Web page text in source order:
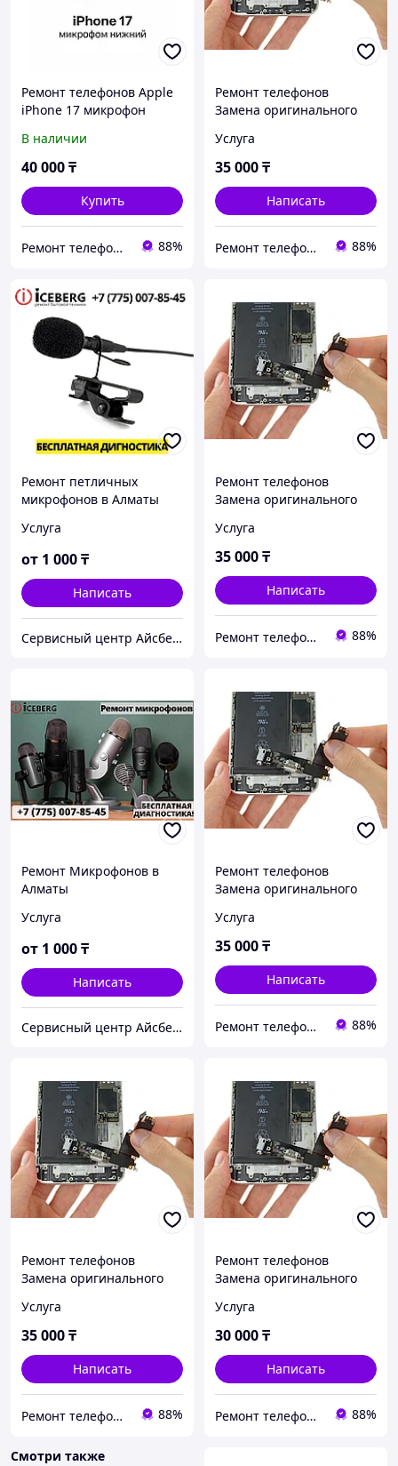
Ремонт телефонов Apple
iPhone 17 микрофон
снятый
В наличии
40 000₸
Купить
Ремонт телефонов, ноутбуков, в Алматы Запчасти - TelePORT 88%
Ремонт телефонов
Замена оригинального
15 Pro Max Замена
шлейфа зарядки
Услуга
35 000₸
Написать
Ремонт телефонов, ноутбуков, в Алматы Запчасти - TelePORT 88%
Ремонт петличных
микрофонов в Алматы
Услуга
от 1 000₸
Написать
Сервисный центр Айсберг24
Ремонт телефонов
Замена оригинального
15 Pro Замена шлейфа
зарядки
Услуга
35 000₸
Написать
Ремонт телефонов, ноутбуков, в Алматы Запчасти - TelePORT 88%
Ремонт Микрофонов в
Алматы
Услуга
от 1 000₸
Написать
Сервисный центр Айсберг24
Ремонт телефонов
Замена оригинального
15 Замена шлейфа
зарядки
Услуга
35 000₸
Написать
Ремонт телефонов, ноутбуков, в Алматы Запчасти - TelePORT 88%
Ремонт телефонов
Замена оригинального
15 Plus Замена шлейфа
зарядки
Услуга
35 000₸
Написать
Ремонт телефонов, ноутбуков, в Алматы Запчасти - TelePORT 88%
Ремонт телефонов
Замена оригинального
14 Plus Замена шлейфа
зарядки
Услуга
30 000₸
Написать
Ремонт телефонов, ноутбуков, в Алматы Запчасти - TelePORT 88%
Смотри также